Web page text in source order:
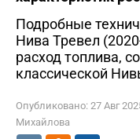
Подробные
Нива Тревел
расход топлива,
классической
Опубликовано: 27 Авг
Михайлова